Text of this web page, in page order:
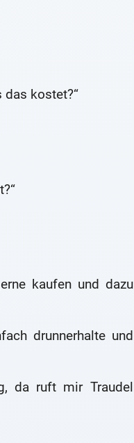
kostet?“
kaufen und dazu
drunnerhalte und
da ruft mir Traudel